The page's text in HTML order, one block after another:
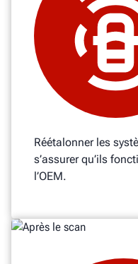
Réétalonner les
s’assurer qu’ils
l’OEM.